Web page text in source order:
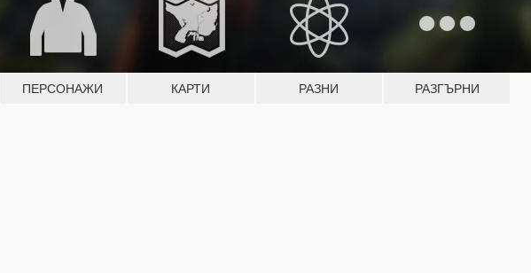
ПЕРСОНАЖИ КАРТИ РАЗНИ РАЗГЪРНИ